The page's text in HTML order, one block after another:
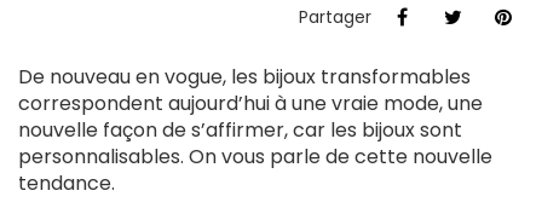
Partager
De nouveau en vogue, les bijoux transformables
correspondent aujourd’hui à une vraie mode, une
nouvelle façon de s’affirmer, car les bijoux sont
personnalisables. On vous parle de cette nouvelle
tendance.